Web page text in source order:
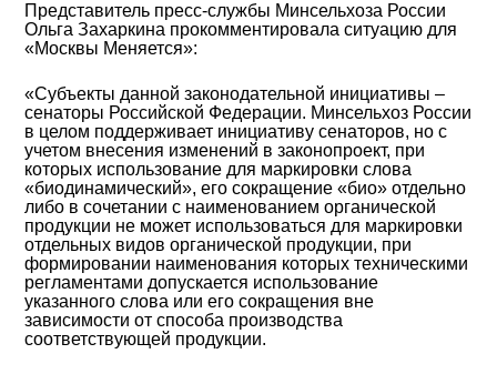
Представитель пресс-службы Минсельхоза России
Ольга Захаркина прокомментировала ситуацию для
«Москвы Меняется»:
«Субъекты данной законодательной инициативы –
сенаторы Российской Федерации. Минсельхоз России
в целом поддерживает инициативу сенаторов, но с
учетом внесения изменений в законопроект, при
которых использование для маркировки слова
«биодинамический», его сокращение «био» отдельно
либо в сочетании с наименованием органической
продукции не может использоваться для маркировки
отдельных видов органической продукции, при
формировании наименования которых техническими
регламентами допускается использование
указанного слова или его сокращения вне
зависимости от способа производства
соответствующей продукции.